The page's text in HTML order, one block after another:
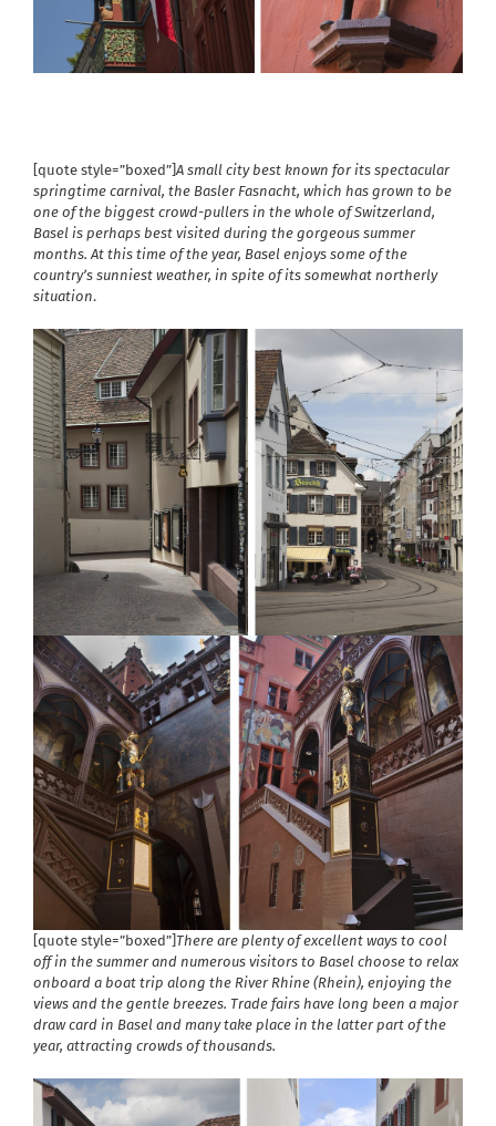
[quote style=”boxed”]A small city best known for its spectacular
springtime carnival, the Basler Fasnacht, which has grown to be
one of the biggest crowd-pullers in the whole of Switzerland,
Basel is perhaps best visited during the gorgeous summer
months. At this time of the year, Basel enjoys some of the
country’s sunniest weather, in spite of its somewhat northerly
situation.
[quote style=”boxed”] There are plenty of excellent ways to cool
off in the summer and numerous visitors to Basel choose to relax
onboard a boat trip along the River Rhine (Rhein), enjoying the
views and the gentle breezes. Trade fairs have long been a major
draw card in Basel and many take place in the latter part of the
year, attracting crowds of thousands.